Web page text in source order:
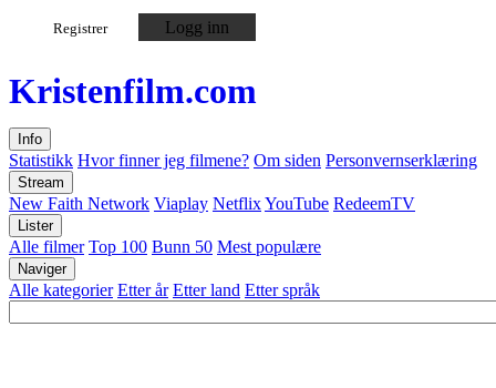
Registrer Logg inn
Kristenfilm.com
Info
Statistikk Hvor finner jeg filmene? Om siden Personvernserklæring
Stream
New Faith Network Viaplay NetflixYouTube RedeemTV
Lister
Alle filmer Top 100 Bunn 50 Mest populære
Naviger
Alle kategorier Etter år Etter land Etter språk